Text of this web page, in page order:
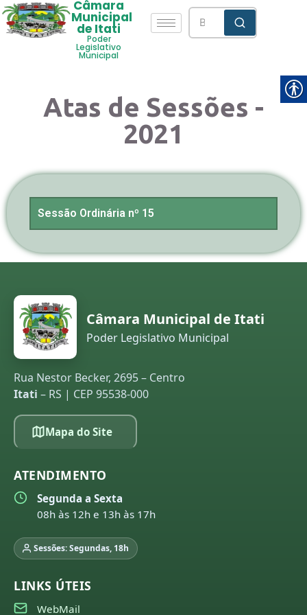
Câmara
Municipal
de Itati
Poder
Legislativo
Municipal
Atas de Sessões -
2021
Sessão Ordinária nº 15
Câmara Municipal de Itati
Poder Legislativo Municipal
Rua Nestor Becker, 2695 – Centro
Itati – RS | CEP 95538-000
Mapa do Site
ATENDIMENTO
Segunda a Sexta
08h às 12h e 13h às 17h
Sessões: Segundas, 18h
LINKS ÚTEIS
WebMail